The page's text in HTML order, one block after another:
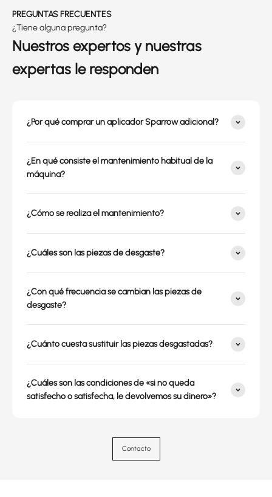
PREGUNTAS FRECUENTES
¿Tiene alguna pregunta?
Nuestros expertos y nuestras
expertas le responden
¿Por qué comprar un aplicador Sparrow adicional?
¿En qué consiste el mantenimiento habitual de la
máquina?
¿Cómo se realiza el mantenimiento?
¿Cuáles son las piezas de desgaste?
¿Con qué frecuencia se cambian las piezas de
desgaste?
¿Cuánto cuesta sustituir las piezas desgastadas?
¿Cuáles son las condiciones de «si no queda
satisfecho o satisfecha, le devolvemos su dinero»?
Contacto